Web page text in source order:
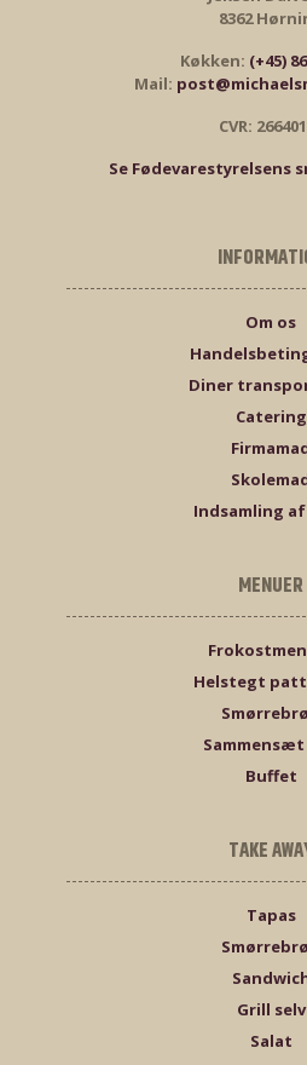
8362
Køkken: (+45)
Mail:
CVR:
Se Fødevarestyrelsens
Om os
Diner
Catering
Indsamling
MENUER
Helstegt
Sammensæt
Buffet
TAKE
Tapas
Grill selv
Salat